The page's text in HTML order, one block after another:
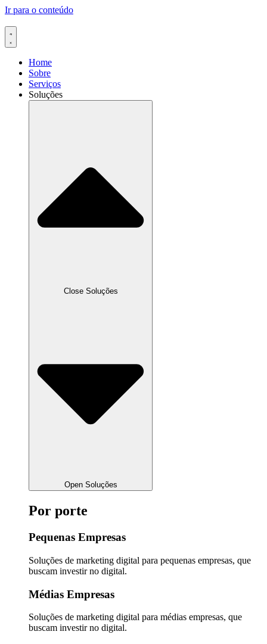
Ir para o conteúdo
Home
Sobre
Serviços
Soluções
Close Soluções
Open Soluções
Por porte
Pequenas Empresas
Soluções de marketing digital para pequenas empresas, que
buscam investir no digital.
Médias Empresas
Soluções de marketing digital para médias empresas, que
buscam investir no digital.